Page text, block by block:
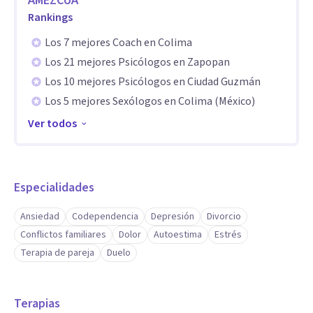
cambio positivo en tu vida .
📌 Agenda tu sesión hoy mismo y comienza tu camino hacia
el bienestar.
Rankings
Los 7 mejores Coach en Colima
Los 21 mejores Psicólogos en Zapopan
Los 10 mejores Psicólogos en Ciudad Guzmán
Los 5 mejores Sexólogos en Colima (México)
Ver todos
Especialidades
Ansiedad Codependencia Depresión
Divorcio
Conflictos familiares
Dolor Autoestima
Estrés
Terapia de pareja
Duelo
Terapias